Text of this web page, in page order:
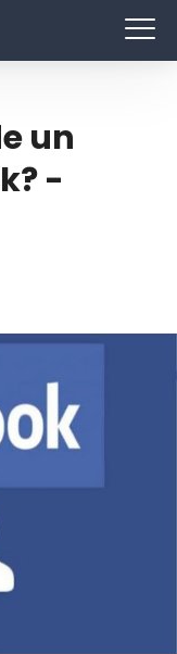
un
-